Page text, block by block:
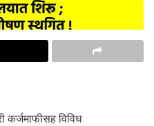
कर्जमाफीसह विविध